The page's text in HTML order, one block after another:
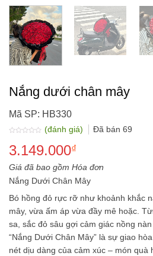
Nắng dưới chân mây
Mã SP: HB330
xếp
hạng
5
sao
(đánh giá) Đã bán 69
3.149.000₫
Giá đã bao gồm Hóa đơn
Nắng Dưới Chân Mây
Bó hồng đỏ rực rỡ như khoảnh khắc
mây, vừa ấm áp vừa đầy mê hoặc.
sa, sắc đỏ sâu gợi cảm giác nồng
“Nắng Dưới Chân Mây” là sự giao
nét dịu dàng của cảm xúc – món quà